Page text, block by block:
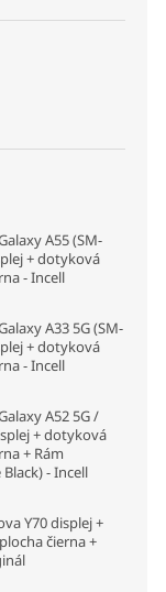
A55 (SM-
+ dotyková
- Incell
A33 5G (SM-
+ dotyková
- Incell
A52 5G /
+ dotyková
+ Rám
- Incell
Y70 displej +
čierna +